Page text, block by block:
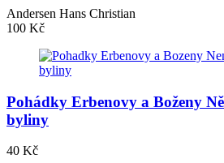
Andersen Hans Christian
100 Kč
Pohádky Erbenovy a Boženy
byliny
40 Kč